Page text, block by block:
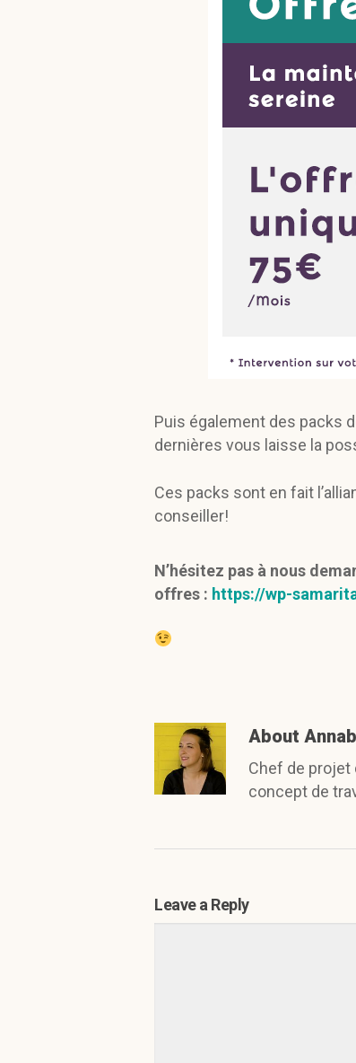
Puis également des packs
dernières vous laisse la
Ces packs sont en fait
conseiller!
N’hésitez pas à nous
offres : https://wp-
About
Chef de projet
concept de
Leave a Reply